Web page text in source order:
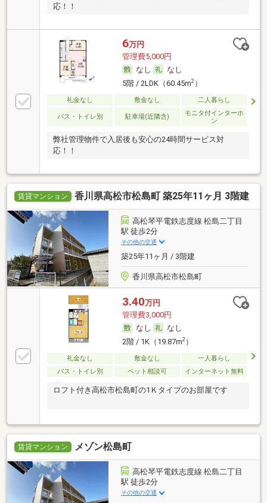
応！！
6万円
管理費5,000円
なし
なし
5階 / 2LDK（60.45m2）
礼金なし 敷金なし 二人暮らし
バス・トイレ別 駐車場(近隣含)
モニタ付インターホ
ン
弊社管理物件で入居後も安心の24時間サービス対
応！！
賃貸マンション 香川県高松市松島町 築25年11ヶ月 3階建
高松琴平電鉄志度線 松島二丁目
駅 徒歩2分
その他の交通
築25年11ヶ月 / 3階建
香川県高松市松島町
3.40万円
管理費3,000円
なし
なし
2階 / 1K（19.87m2）
礼金なし 敷金なし
一人暮らし
バス・トイレ別
ペット相談可 インターネット無料
ロフト付き高松市松島町の1Ｋタイプのお部屋です
賃貸マンション メゾン松島町
高松琴平電鉄志度線 松島二丁目
駅 徒歩2分
その他の交通